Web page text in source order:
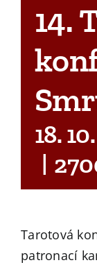
14.
18.
|
Tarotová
patronací